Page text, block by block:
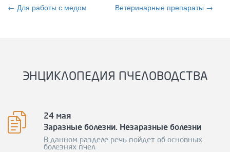
← Для работы с медом Ветеринарные препараты →
ЭНЦИКЛОПЕДИЯ ПЧЕЛОВОДСТВА
24 мая
Заразные болезни. Незаразные болезни
В данном разделе речь пойдет об основных
болезнях пчел